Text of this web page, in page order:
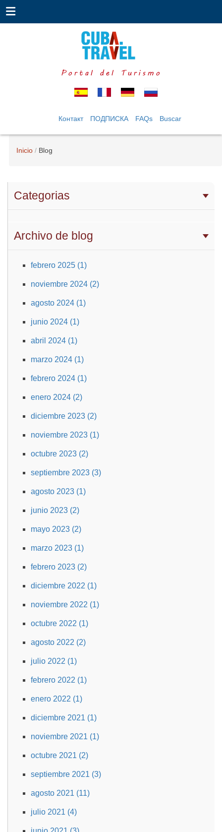
Portal del Turismo
Контакт ПОДПИСКА FAQs Buscar
Inicio Blog
Categorias
Archivo de blog
febrero 2025 (1)
noviembre 2024 (2)
agosto 2024 (1)
junio 2024 (1)
abril 2024 (1)
marzo 2024 (1)
febrero 2024 (1)
enero 2024 (2)
diciembre 2023 (2)
noviembre 2023 (1)
octubre 2023 (2)
septiembre 2023 (3)
agosto 2023 (1)
junio 2023 (2)
mayo 2023 (2)
marzo 2023 (1)
febrero 2023 (2)
diciembre 2022 (1)
noviembre 2022 (1)
octubre 2022 (1)
agosto 2022 (2)
julio 2022 (1)
febrero 2022 (1)
enero 2022 (1)
diciembre 2021 (1)
noviembre 2021 (1)
octubre 2021 (2)
septiembre 2021 (3)
agosto 2021 (11)
julio 2021 (4)